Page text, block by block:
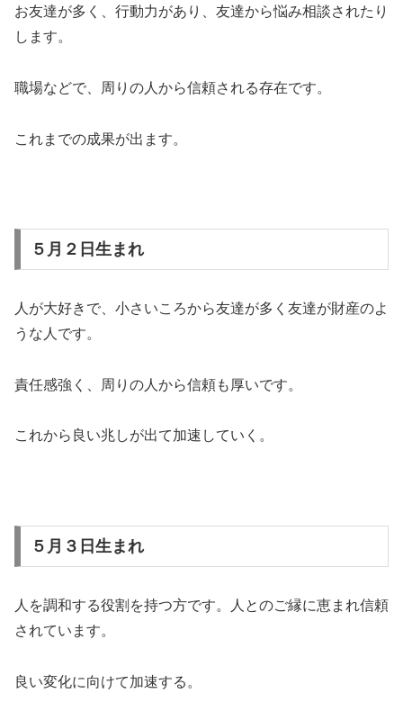
お友達が多く、行動力があり、友達から悩み相談されたり
します。
職場などで、周りの人から信頼される存在です。
これまでの成果が出ます。
５月２日生まれ
人が大好きで、小さいころから友達が多く友達が財産のよ
うな人です。
責任感強く、周りの人から信頼も厚いです。
これから良い兆しが出て加速していく。
５月３日生まれ
人を調和する役割を持つ方です。人とのご縁に恵まれ信頼
されています。
良い変化に向けて加速する。